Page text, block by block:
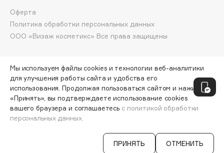
Dorco
DP Daily Perfection
Dr.Ceuracle
Dr.Jart+
DSD de Luxe
Dyson
ДОБАВИТЬ В КОРЗИНУ
ООО «Визаж косметикс» Все права защищены
Оферта
Политика обработки персональных данных
Мы используем файлы cookies и технологии веб-аналитики
для улучшения работы сайта и удобства его
использования. Продолжая пользоваться сайтом и нажимая
«Принять», вы подтверждаете использование cookies
вашего браузера и соглашаетесь с политикой обработки
персональных данных.
ПРИНЯТЬ ОТМЕНИТЬ